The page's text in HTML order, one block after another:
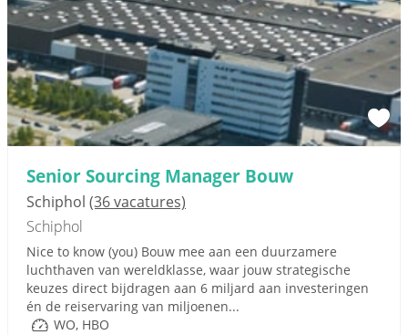
Senior Sourcing Manager Bouw
Schiphol (36 vacatures)
Schiphol
Nice to know (you) Bouw mee aan een duurzamere
luchthaven van wereldklasse, waar jouw strategische
keuzes direct bijdragen aan 6 miljard aan investeringen
én de reiservaring van miljoenen...
WO, HBO